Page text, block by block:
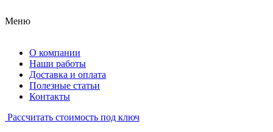
Меню
О компании
Наши работы
Доставка и оплата
Полезные статьи
Контакты
Рассчитать стоимость под ключ